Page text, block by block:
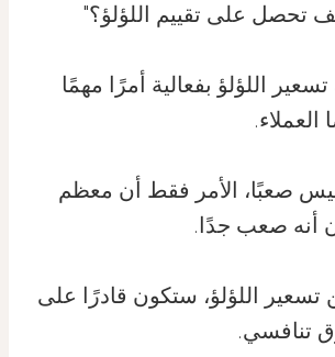
تحصل على تقييم اللؤلؤ؟"
اللؤلؤ بفعالية أمرًا مهمًا
ليس صعبًا، الأمر فقط أن معظم
أنه صعب جدًا.
تسعير اللؤلؤ، ستكون قادرًا على
تنافسي.